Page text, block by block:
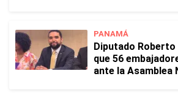
PANAMÁ
Diputado
que 56
ante la Asamblea